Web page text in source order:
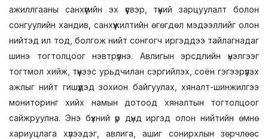
ажиллгааны санхүүгийн эх үүсвэр, түүний зарцуулалт болон
сонгуулийн хандив, санхүүжилтийн өгөгдөл мэдээллийг олон
нийтэд ил тод, болгож нийт сонгогч иргэддээ тайлагнадаг
шинэ тогтолцоог нэвтрүүлнэ. Авлигын эрсдлийн үнэлгээг
тогтмол хийж, түүнээс урьдчилан сэргийлэх, соён гэгээрүүлэх
ажлыг нийт гишүүдэд зохион байгуулах, хяналт-шинжилгээ
мониторинг хийх намын дотоод хяналтын тогтолцоог
сайжруулна. Энэ бүхний үр дүнд иргэд олон нийтийн өмнө
хариуцлага хүлээдэг, авлига, ашиг сонирхлын зөрчлөөс